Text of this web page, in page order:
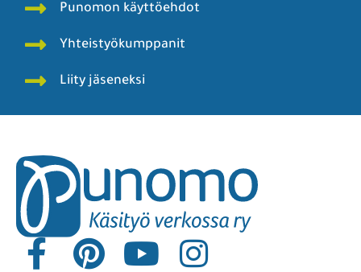
Punomon käyttöehdot
Yhteistyökumppanit
Liity jäseneksi